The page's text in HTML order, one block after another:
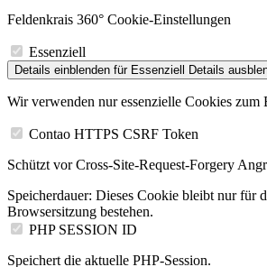
Feldenkrais 360° Cookie-Einstellungen
Essenziell
Details einblenden für Essenziell Details
Wir verwenden nur essenzielle Cookies zum
Contao HTTPS CSRF Token
Schützt vor Cross-Site-Request-Forgery
Speicherdauer: Dieses Cookie bleibt nur für
Browsersitzung bestehen.
PHP SESSION ID
Speichert die aktuelle PHP-Session.